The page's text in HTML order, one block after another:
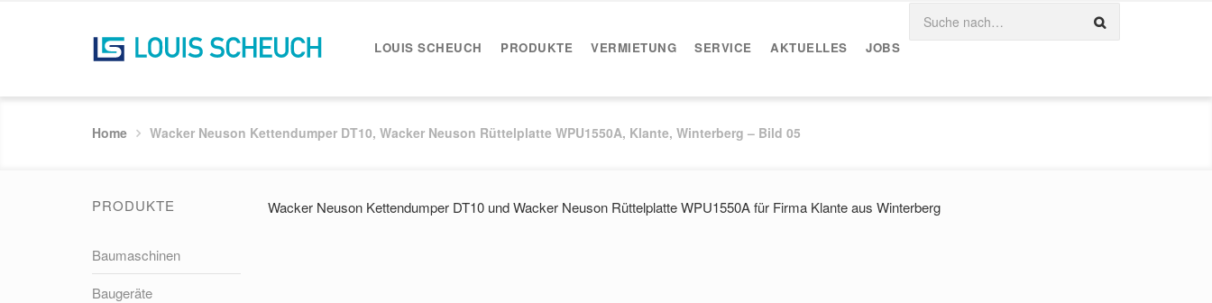
LOUIS SCHEUCH PRODUKTE VERMIETUNG SERVICE AKTUELLES JOBS
Home Wacker Neuson Kettendumper DT10, Wacker Neuson Rüttelplatte WPU1550A, Klante, Winterberg – Bild 05
PRODUKTE
Baumaschinen
Baugeräte
Wacker Neuson Kettendumper DT10 und Wacker Neuson Rüttelplatte WPU1550A für Firma Klante aus Winterberg